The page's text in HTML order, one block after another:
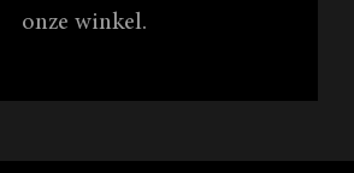
onze winkel.